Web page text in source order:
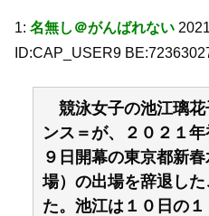
1: 名無し＠がんばれない
ID:CAP_USER9
競泳女子の池江璃花
ンス＝が、２０２１
９日開幕の東京都新
場）の出場を辞退し
た。池江は１０日の